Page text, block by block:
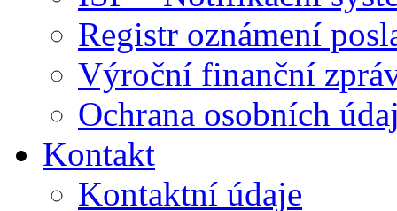
Registr oznámení
Výroční finanční
Ochrana osobních
Kontakt
Kontaktní údaje